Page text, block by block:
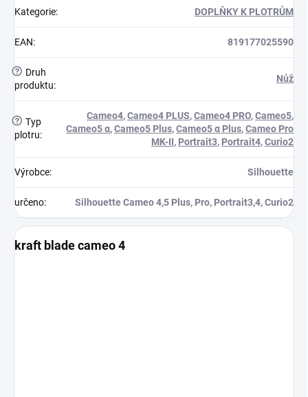
Kategorie: DOPLŇKY K PLOTRŮM
EAN: 819177025590
?
Druh
produktu:
Nůž
? Typ
plotru:
Cameo4,Cameo4 PLUS,Cameo4 PRO,Cameo5,
Cameo5 α,Cameo5 Plus,Cameo5 α Plus,Cameo Pro
MK-II, Portrait3, Portrait4,Curio2
Výrobce: Silhouette
určeno: Silhouette Cameo 4,5 Plus, Pro, Portrait3,4, Curio2
kraft blade cameo 4